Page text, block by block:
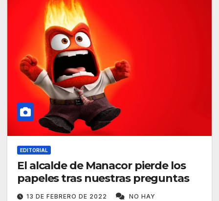
EDITORIAL
El alcalde de Manacor pierde los
papeles tras nuestras preguntas
13 DE FEBRERO DE 2022
NO HAY